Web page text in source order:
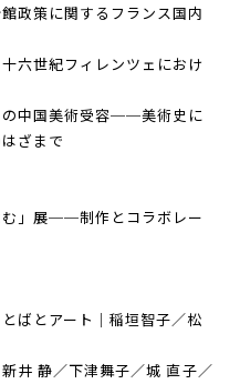
政策に関するフランス国内
六世紀フィレンツェにおけ
の中国美術受容──美術史に
ざまで
む」展──制作とコラボレー
ばとアート｜稲垣智子／松
井 静／下津舞子／城 直子／